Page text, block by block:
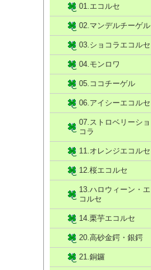
01.エコルセ
02.マンデルチーゲル
03.ショコラエコルセ
04.モンロワ
05.ココチーゲル
06.アイシーエコルセ
07.ストロベリーショ
コラ
11.オレンジエコルセ
12.桜エコルセ
13.ハロウィーン・エ
コルセ
14.栗芋エコルセ
20.高砂金鍔・銀鍔
21.銅鑼